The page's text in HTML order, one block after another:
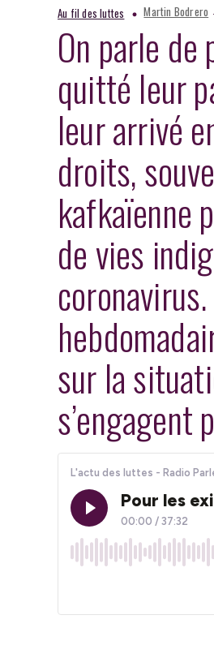
Au fil des luttes Martin Bodrero
On parle
quitté leur
leur arrivé
droits,
kafkaïenne
de vies
sur la